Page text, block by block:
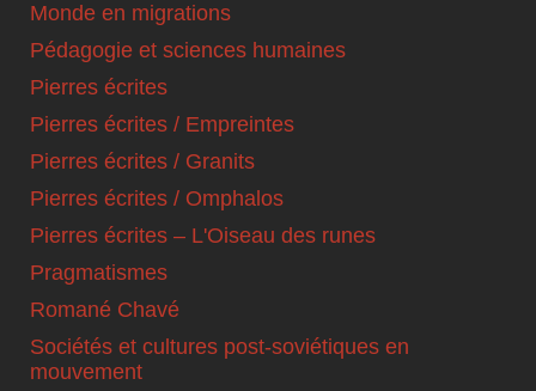
Monde en migrations
Pédagogie et sciences humaines
Pierres écrites
Pierres écrites / Empreintes
Pierres écrites / Granits
Pierres écrites / Omphalos
Pierres écrites – L'Oiseau des runes
Pragmatismes
Romané Chavé
Sociétés et cultures post-soviétiques en
mouvement